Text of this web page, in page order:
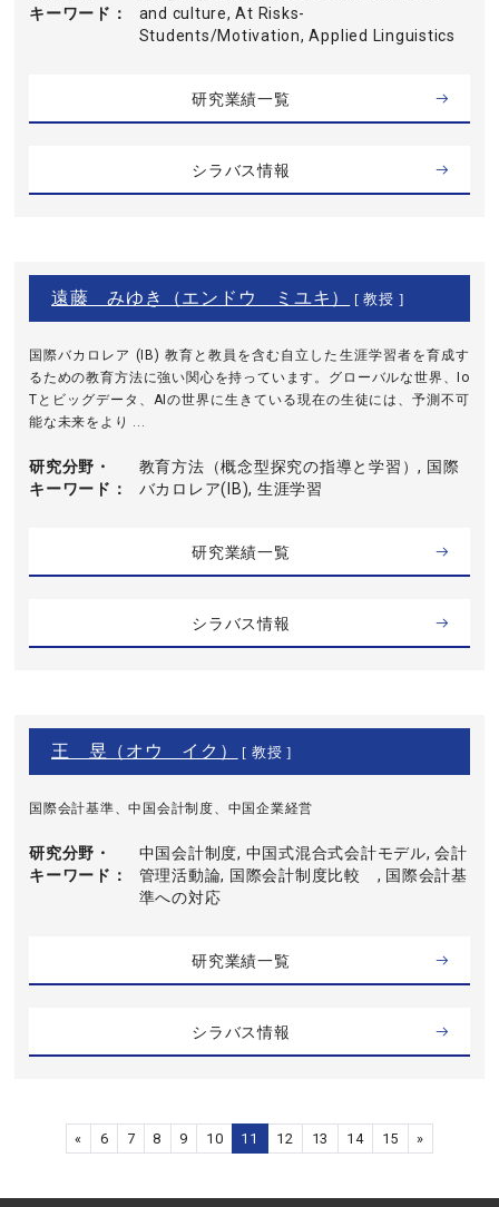
キーワード
and culture, At Risks-
Students/Motivation, Applied Linguistics
研究業績一覧
シラバス情報
遠藤 みゆき（エンドウ ミユキ） [ 教授 ]
国際バカロレア (IB) 教育と教員を含む自立した生涯学習者を育成す
るための教育方法に強い関心を持っています。グローバルな世界、Io
Tとビッグデータ、AIの世界に生きている現在の生徒には、予測不可
能な未来をより ...
研究分野・
キーワード
教育方法（概念型探究の指導と学習）, 国際
バカロレア(IB), 生涯学習
研究業績一覧
シラバス情報
王 昱（オウ イク） [ 教授 ]
国際会計基準、中国会計制度、中国企業経営
研究分野・
キーワード
中国会計制度, 中国式混合式会計モデル, 会計
管理活動論, 国際会計制度比較 , 国際会計基
準への対応
研究業績一覧
シラバス情報
« 6 7 8 9 10 11 12 13 14 15 »